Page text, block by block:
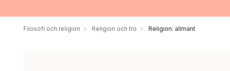
Filosofi och religion Religion och tro Religion: allmänt